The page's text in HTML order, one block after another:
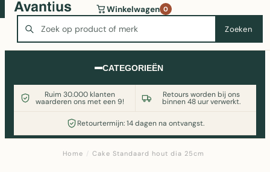
Zoeken
Winkelwagen 0
CATEGORIEËN
Ruim 30.000 klanten
waarderen ons met een 9!
Retours worden bij ons
binnen 48 uur verwerkt.
Retourtermijn: 14 dagen na ontvangst.
Wasmachine of koelkast nodig? Vergelijk alle prijzen op
Witgoedaanbod.nl
Home / Cake Standaard hout dia 25cm